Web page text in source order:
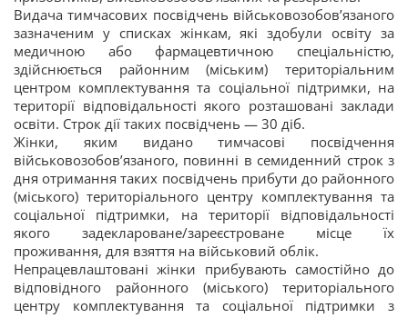
Видача тимчасових посвідчень військовозобов’язаного
зазначеним у списках жінкам, які здобули освіту за
медичною або фармацевтичною спеціальністю,
здійснюється районним (міським) територіальним
центром комплектування та соціальної підтримки, на
території відповідальності якого розташовані заклади
освіти. Строк дії таких посвідчень — 30 діб.
Жінки, яким видано тимчасові посвідчення
військовозобов’язаного, повинні в семиденний строк з
дня отримання таких посвідчень прибути до районного
(міського) територіального центру комплектування та
соціальної підтримки, на території відповідальності
якого задеклароване/зареєстроване місце їх
проживання, для взяття на військовий облік.
Непрацевлаштовані жінки прибувають самостійно до
відповідного районного (міського) територіального
центру комплектування та соціальної підтримки з